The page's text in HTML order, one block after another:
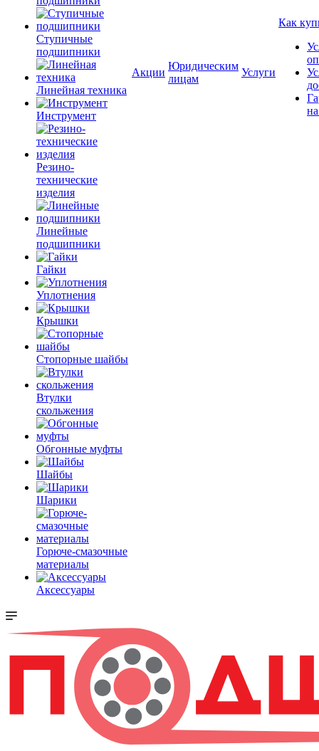
Ступичные
подшипники
Линейная техника
Инструмент
Резино-
технические
изделия
Линейные
подшипники
Гайки
Уплотнения
Крышки
Стопорные шайбы
Втулки
скольжения
Обгонные муфты
Шайбы
Шарики
Горюче-смазочные
материалы
Аксессуары
Акции
Юридическим
лицам
Услуги
Как